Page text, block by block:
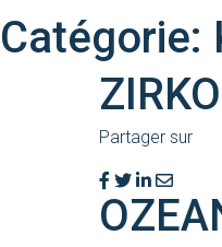
Catégorie:
Partager sur